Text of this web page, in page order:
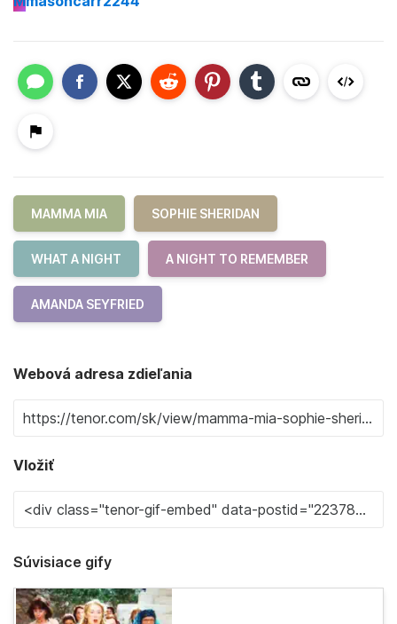
MAMMA MIA SOPHIE SHERIDAN
WHAT A NIGHT A NIGHT TO REMEMBER
AMANDA SEYFRIED
Webová adresa zdieľania
Vložiť
Súvisiace gify